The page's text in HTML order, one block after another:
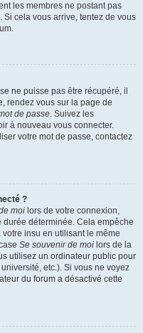
les membres ne postant pas
cela vous arrive, tentez de vous
ne puisse pas être récupéré, il
rendez vous sur la page de
de passe. Suivez les
à nouveau vous connecter.
votre mot de passe, contactez
?
moi lors de votre connexion,
déterminée. Cela empêche
votre insu en utilisant le même
Se souvenir de moi lors de la
utilisez un ordinateur public pour
etc.). Si vous ne voyez
du forum a désactivé cette